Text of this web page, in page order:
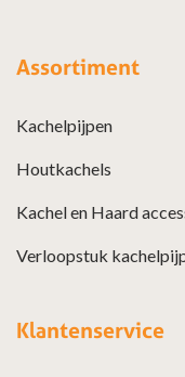
Assortiment
Kachelpijpen
Houtkachels
Kachel en Haard
Verloopstuk
Klantenservice